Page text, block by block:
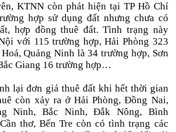
KTNN còn phát hiện tại TP Hồ Chí
hợp sử dụng đất nhưng chưa có
hợp đồng thuê đất. Tình trạng này
với 115 trường hợp, Hải Phòng 323
Quảng Ninh là 34 trường hợp, Sơn
Giang 16 trường hợp…
lại đơn giá thuê đất khi hết thời gian
còn xảy ra ở Hải Phòng, Đồng Nai,
Ninh, Bắc Ninh, Đắk Nông, Bình
thơ, Bến Tre còn có tình trạng các